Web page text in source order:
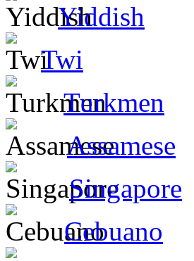
Yiddish
Twi
Turkmen
Assamese
Singapore
Cebuano